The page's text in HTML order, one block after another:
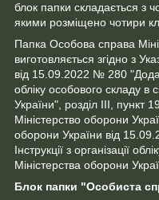
блок папки складається з
якими розміщено чотири
Папка Особова справа
виготовляється згідно з
від 15.09.2022 № 280
обліку особового складу в
України", розділ III, пункт
Міністерство оборони
оборони України від
Інструкції з організації
Міністерства оборони
Блок папки "Особиста